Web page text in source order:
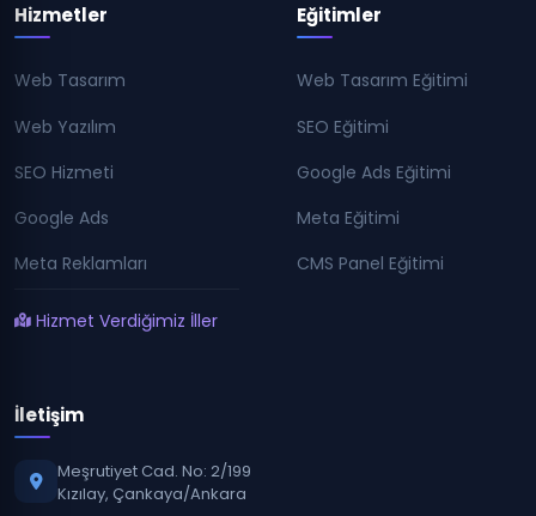
Hizmetler
Web Tasarım
Web Yazılım
SEO Hizmeti
Google Ads
Meta Reklamları
Hizmet Verdiğimiz İller
Eğitimler
Web Tasarım Eğitimi
SEO Eğitimi
Google Ads Eğitimi
Meta Eğitimi
CMS Panel Eğitimi
İletişim
Meşrutiyet Cad. No: 2/199
Kızılay, Çankaya/Ankara